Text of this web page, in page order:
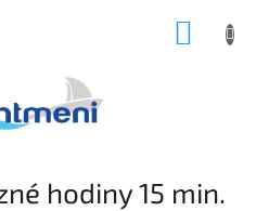
hodiny 15 min.